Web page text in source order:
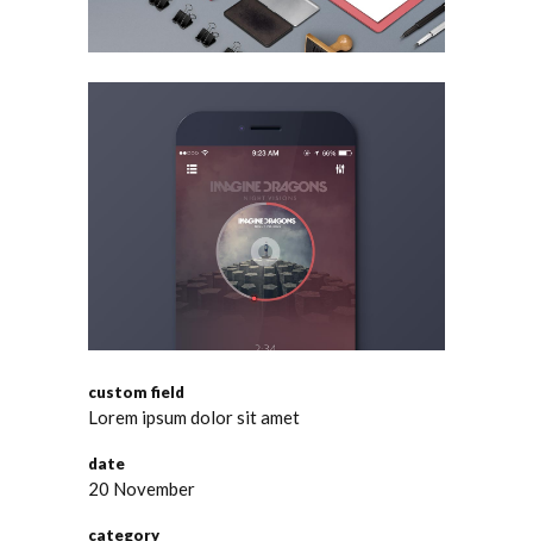
custom field
Lorem ipsum dolor sit amet
date
20 November
category